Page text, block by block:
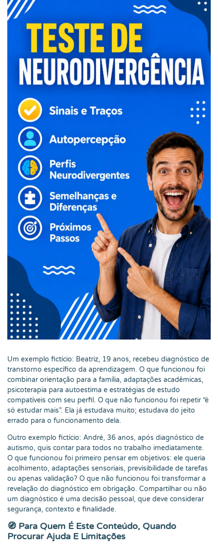
Um exemplo fictício: Beatriz, 19 anos, recebeu diagnóstico de
transtorno específico da aprendizagem. O que funcionou foi
combinar orientação para a família, adaptações acadêmicas,
psicoterapia para autoestima e estratégias de estudo
compatíveis com seu perfil. O que não funcionou foi repetir “é
só estudar mais”. Ela já estudava muito; estudava do jeito
errado para o funcionamento dela.
Outro exemplo fictício: André, 36 anos, após diagnóstico de
autismo, quis contar para todos no trabalho imediatamente.
O que funcionou foi primeiro pensar em objetivos: ele queria
acolhimento, adaptações sensoriais, previsibilidade de tarefas
ou apenas validação? O que não funcionou foi transformar a
revelação do diagnóstico em obrigação. Compartilhar ou não
um diagnóstico é uma decisão pessoal, que deve considerar
segurança, contexto e finalidade.
🧭 Para Quem É Este Conteúdo, Quando
Procurar Ajuda E Limitações